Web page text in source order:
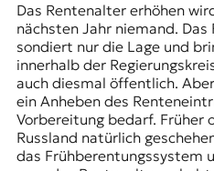
Das Rentenalter erhöhen
nächsten Jahr niemand.
sondiert nur die Lage und
innerhalb der
auch diesmal öffentlich.
ein Anheben des
Vorbereitung bedarf. Früher
Russland natürlich
das Frühberentungssystem